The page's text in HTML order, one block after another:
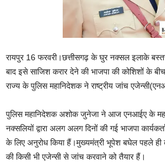
रायपुर 16 फरवरी।छत्तीसगढ़ के घुर नक्सल इलाके
बाद इसे साजिश करार देने की भाजपा की कोशिशों के
राज्य के पुलिस महानिदेशक ने राष्ट्रीय जांच
पुलिस महानिदेशक अशोक जुनेजा ने आज एनआईए के
नक्सलियों द्वारा अलग अलग दिनों की गई भाजपा
के लिए अनुरोध किया हैं।मुख्यमंत्री भूपेश बघेल पहले
की किसी भी एजेन्सी से जांच करवाने को तैयार हैं।